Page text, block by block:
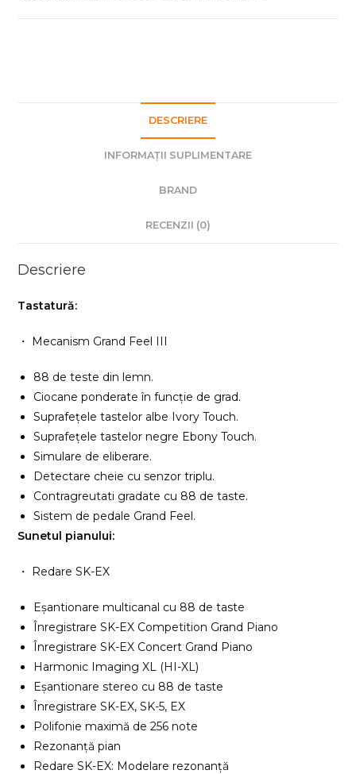
DESCRIERE
INFORMAȚII SUPLIMENTARE
BRAND
RECENZII (0)
Descriere
Tastatură:
・ Mecanism Grand Feel III
88 de teste din lemn.
Ciocane ponderate în funcție de grad.
Suprafețele tastelor albe Ivory Touch.
Suprafețele tastelor negre Ebony Touch.
Simulare de eliberare.
Detectare cheie cu senzor triplu.
Contragreutati gradate cu 88 de taste.
Sistem de pedale Grand Feel.
Sunetul pianului:
・ Redare SK-EX
Eșantionare multicanal cu 88 de taste
Înregistrare SK-EX Competition Grand Piano
Înregistrare SK-EX Concert Grand Piano
Harmonic Imaging XL (HI-XL)
Eșantionare stereo cu 88 de taste
Înregistrare SK-EX, SK-5, EX
Polifonie maximă de 256 note
Rezonanță pian
Redare SK-EX: Modelare rezonanță